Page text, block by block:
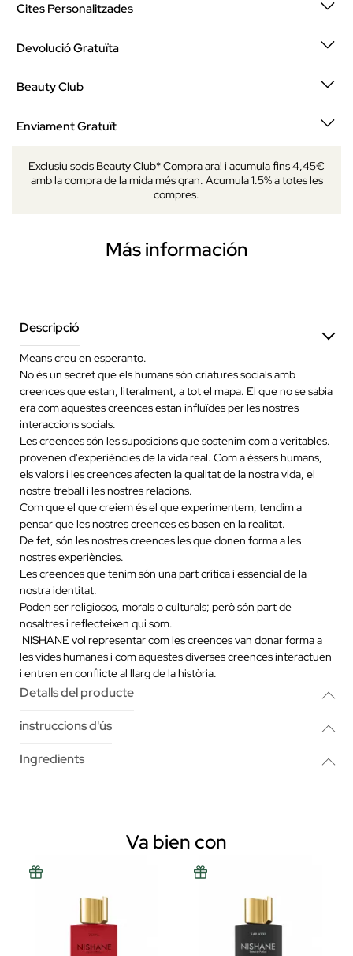
Cites Personalitzades
Devolució Gratuïta
Beauty Club
Enviament Gratuït
Exclusiu socis Beauty Club* Compra ara! i acumula fins 4,45€
amb la compra de la mida més gran. Acumula 1.5% a totes les
compres.
Más información
Descripció
Means creu en esperanto.
No és un secret que els humans són criatures socials amb
creences que estan, literalment, a tot el mapa. El que no se sabia
era com aquestes creences estan influïdes per les nostres
interaccions socials.
Les creences són les suposicions que sostenim com a veritables.
provenen d'experiències de la vida real. Com a éssers humans,
els valors i les creences afecten la qualitat de la nostra vida, el
nostre treball i les nostres relacions.
Com que el que creiem és el que experimentem, tendim a
pensar que les nostres creences es basen en la realitat.
De fet, són les nostres creences les que donen forma a les
nostres experiències.
Les creences que tenim són una part crítica i essencial de la
nostra identitat.
Poden ser religiosos, morals o culturals; però són part de
nosaltres i reflecteixen qui som.
NISHANE vol representar com les creences van donar forma a
les vides humanes i com aquestes diverses creences interactuen
i entren en conflicte al llarg de la història.
Detalls del producte
instruccions d'ús
Ingredients
Va bien con